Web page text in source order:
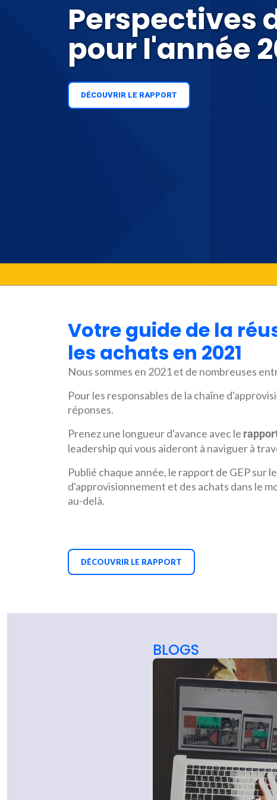
Perspectives
pour l'année
DÉCOUVRIR LE RAPPORT
Votre guide de la
les achats en 2021
Nous sommes en 2021 et de nombreuses
Pour les responsables de la chaîne
réponses.
Prenez une longueur d'avance avec le
leadership qui vous aideront à naviguer à
Publié chaque année, le rapport de GEP sur
d'approvisionnement et des achats dans le
au-delà.
DÉCOUVRIR LE RAPPORT
BLOGS